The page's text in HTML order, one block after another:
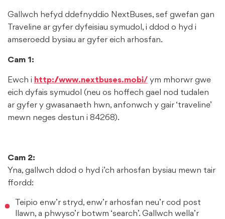
Gallwch hefyd ddefnyddio NextBuses, sef gwefan gan
Traveline ar gyfer dyfeisiau symudol, i ddod o hyd i
amseroedd bysiau ar gyfer eich arhosfan.
Cam 1:
Ewch i http://www.nextbuses.mobi/ ym mhorwr gwe
eich dyfais symudol (neu os hoffech gael nod tudalen
ar gyfer y gwasanaeth hwn, anfonwch y gair ‘traveline’
mewn neges destun i 84268).
Cam 2:
Yna, gallwch ddod o hyd i’ch arhosfan bysiau mewn tair
ffordd:
Teipio enw’r stryd, enw’r arhosfan neu’r cod post
llawn, a phwyso’r botwm ‘search’. Gallwch wella’r